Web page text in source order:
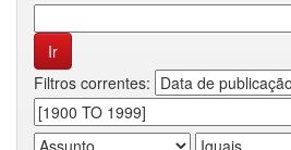
Filtros correntes: